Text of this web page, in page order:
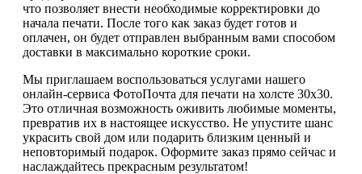
что позволяет внести необходимые корректировки до
начала печати. После того как заказ будет готов и
оплачен, он будет отправлен выбранным вами способом
доставки в максимально короткие сроки.
Мы приглашаем воспользоваться услугами нашего
онлайн-сервиса ФотоПочта для печати на холсте 30х30.
Это отличная возможность оживить любимые моменты,
превратив их в настоящее искусство. Не упустите шанс
украсить свой дом или подарить близким ценный и
неповторимый подарок. Оформите заказ прямо сейчас и
наслаждайтесь прекрасным результатом!